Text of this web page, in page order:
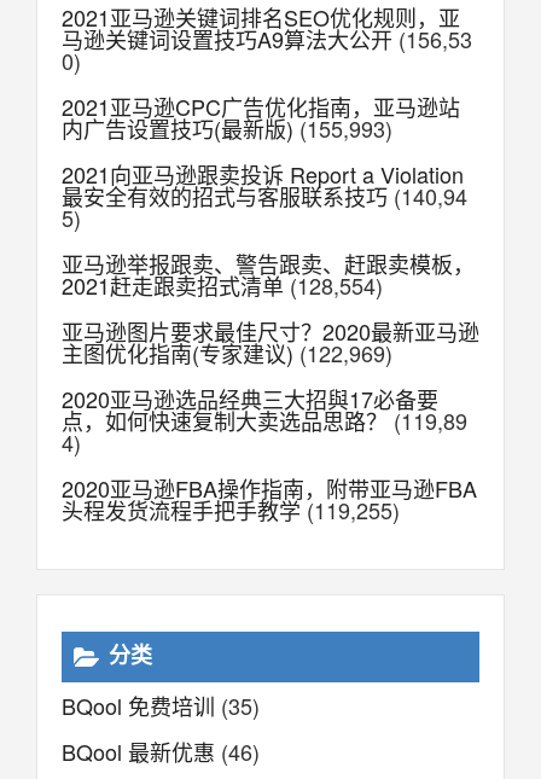
2021亚马逊关键词排名SEO优化规则，亚
马逊关键词设置技巧A9算法大公开 (156,53
0)
2021亚马逊CPC广告优化指南，亚马逊站
内广告设置技巧(最新版) (155,993)
2021向亚马逊跟卖投诉 Report a Violation
最安全有效的招式与客服联系技巧 (140,94
5)
亚马逊举报跟卖、警告跟卖、赶跟卖模板，
2021赶走跟卖招式清单 (128,554)
亚马逊图片要求最佳尺寸？2020最新亚马逊
主图优化指南(专家建议) (122,969)
2020亚马逊选品经典三大招與17必备要
点，如何快速复制大卖选品思路？ (119,89
4)
2020亚马逊FBA操作指南，附带亚马逊FBA
头程发货流程手把手教学(119,255)
分类
BQool 免费培训 (35)
BQool 最新优惠 (46)